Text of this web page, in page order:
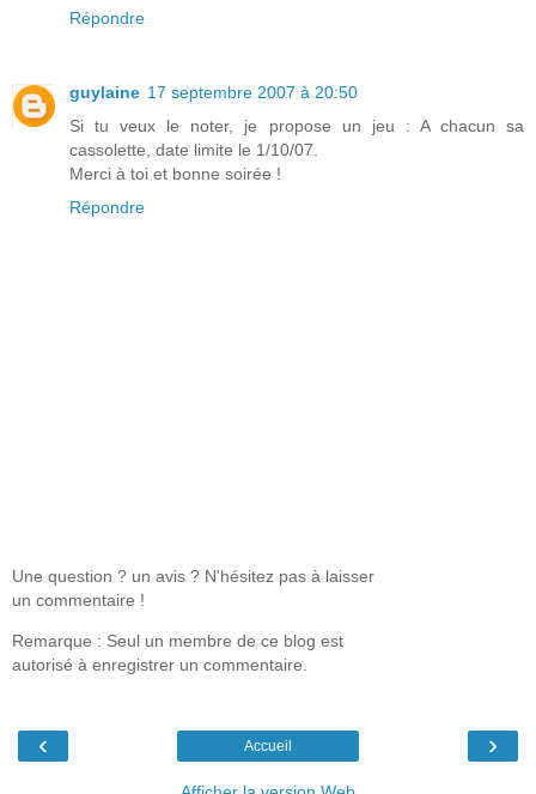
Répondre
guylaine 17 septembre 2007 à 20:50
Si tu veux le noter, je propose un jeu : A chacun sa
cassolette, date limite le 1/10/07.
Merci à toi et bonne soirée !
Répondre
Une question ? un avis ? N'hésitez pas à laisser
un commentaire !
Remarque : Seul un membre de ce blog est
autorisé à enregistrer un commentaire.
‹ ›
Accueil